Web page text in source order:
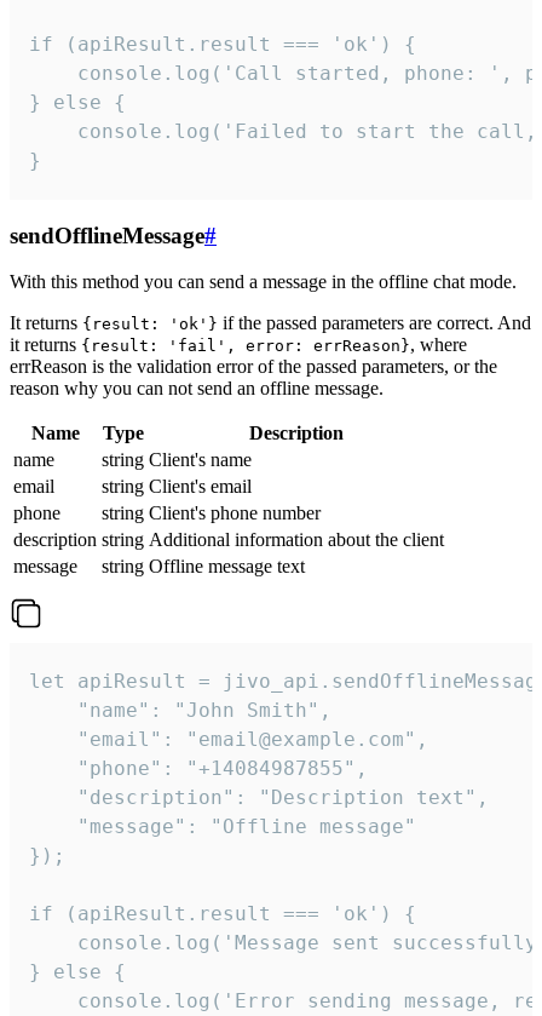
if (apiResult.result === 'ok') {
console.log('Call started, phone: ',
} else {
console.log('Failed to start the
}
sendOfflineMessage#
With this method you can send a message in the offline chat mode.
It returns {result: 'ok'} if the passed parameters are correct. And
it returns {result: 'fail', error: errReason}, where
errReason is the validation error of the passed parameters, or the
reason why you can not send an offline message.
Name Type
Description
name
string Client's name
email
string Client's email
phone
string Client's phone number
description string Additional information about the client
message
string Offline message text
let apiResult =
    "name": "John Smith",
    "email": "email@example.com",
    "phone": "+14084987855",
    "description": "Description text",
    "message": "Offline message"
});
if (apiResult.result === 'ok') {
console.log('Message sent
} else {
console.log('Error sending message,